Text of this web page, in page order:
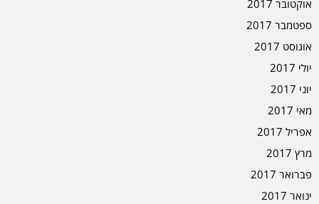
אוקטובר 2017
ספטמבר 2017
אוגוסט 2017
יולי 2017
יוני 2017
מאי 2017
אפריל 2017
מרץ 2017
פברואר 2017
ינואר 2017